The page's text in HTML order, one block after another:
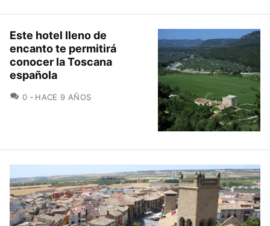
Este hotel lleno de
encanto te permitirá
conocer la Toscana
española
0 COMENTARIOS
HACE 9 AÑOS